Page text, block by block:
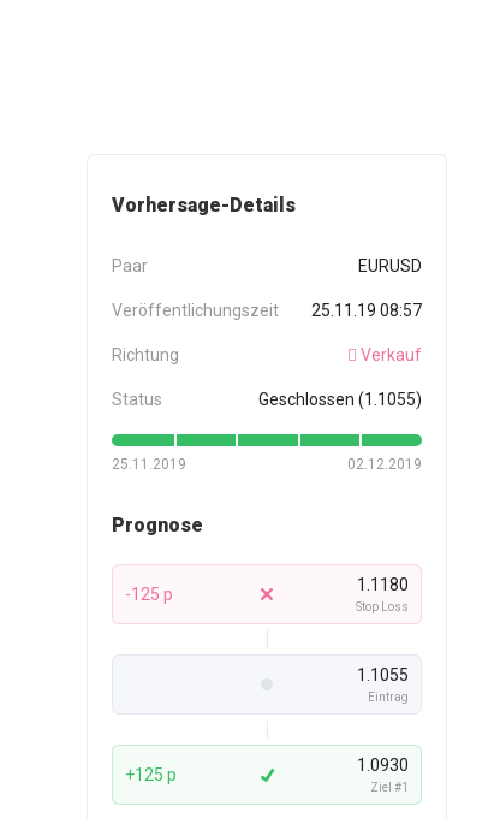
Vorhersage-Details
Paar EURUSD
Veröffentlichungszeit 25.11.19 08:57
Richtung Verkauf
Status Geschlossen (1.1055)
25.11.2019 02.12.2019
Prognose
-125 p 1.1180
Stop Loss
1.1055
Eintrag
+125 p 1.0930
Ziel #1